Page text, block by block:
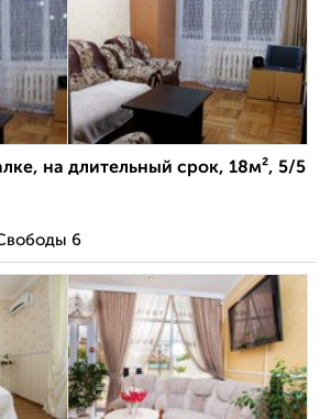
на длительный срок, 18м², 5/5
6